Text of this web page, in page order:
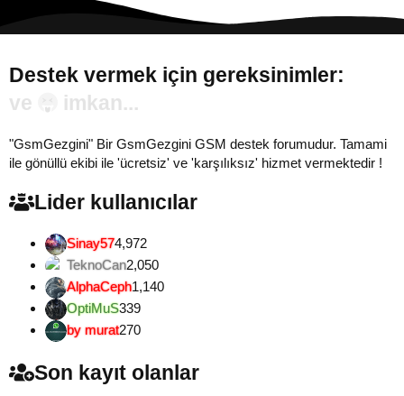
Destek vermek için gereksinimler:
Gönül...
"GsmGezgini" Bir GsmGezgini GSM destek forumudur. Tamami
ile gönüllü ekibi ile 'ücretsiz' ve 'karşılıksız' hizmet vermektedir !
Lider kullanıcılar
Sinay574,972
TeknoCan2,050
AlphaCeph1,140
OptiMuS339
by murat270
Son kayıt olanlar